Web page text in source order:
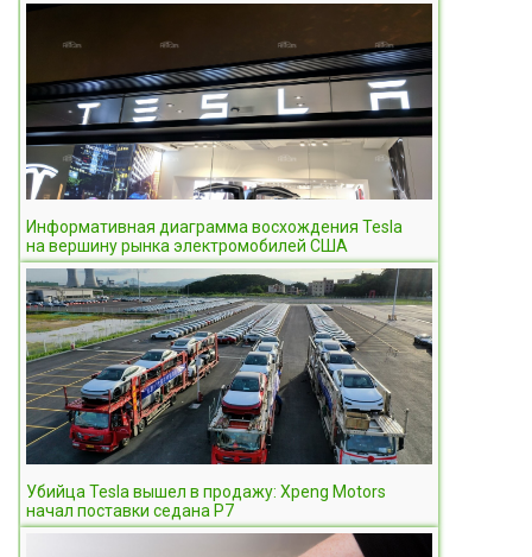
Информативная диаграмма восхождения Tesla
на вершину рынка электромобилей США
Убийца Tesla вышел в продажу: Xpeng Motors
начал поставки седана P7